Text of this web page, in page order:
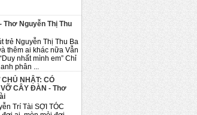
Thơ Nguyễn Thị Thu
Nguyễn Thị Thu Ba
thêm ai khác nữa Vẫn
nhất mình em” Chỉ
phân ...
NHẬT: CÓ
CÂY ĐÀN - Thơ
Trí Tài SỢI TÓC